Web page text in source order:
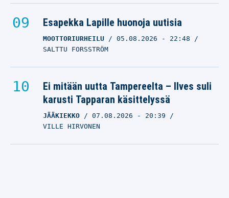
Esapekka Lapille huonoja uutisia
MOOTTORIURHEILU 05.08.2026 - 22:48
SALTTU FORSSTRÖM
Ei mitään uutta Tampereelta – Ilves suli
karusti Tapparan käsittelyssä
JÄÄKIEKKO 07.08.2026 - 20:39
VILLE HIRVONEN